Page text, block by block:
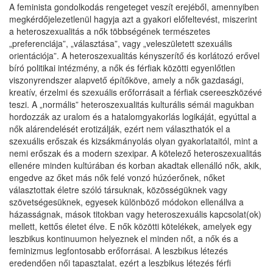
A feminista gondolkodás rengeteget veszít erejéből, amennyiben
megkérdőjelezetlenül hagyja azt a gyakori előfeltevést, miszerint
a heteroszexualitás a nők többségének természetes
„preferenciája”, „választása”, vagy „veleszületett szexuális
orientációja”. A heteroszexualitás kényszerítő és korlátozó erővel
bíró politikai intézmény, a nők és férfiak közötti egyenlőtlen
viszonyrendszer alapvető építőköve, amely a nők gazdasági,
kreatív, érzelmi és szexuális erőforrásait a férfiak csereeszközévé
teszi. A „normális” heteroszexualitás kulturális sémái magukban
hordozzák az uralom és a hatalomgyakorlás logikáját, egyúttal a
nők alárendelését erotizálják, ezért nem választhatók el a
szexuális erőszak és kizsákmányolás olyan gyakorlataitól, mint a
nemi erőszak és a modern szexipar. A kötelező heteroszexualitás
ellenére minden kultúrában és korban akadtak ellenálló nők, akik,
engedve az őket más nők felé vonzó húzóerőnek, nőket
választottak életre szóló társuknak, közösségüknek vagy
szövetségesüknek, egyesek különböző módokon ellenállva a
házasságnak, mások titokban vagy heteroszexuális kapcsolat(ok)
mellett, kettős életet élve. E nők közötti kötelékek, amelyek egy
leszbikus kontinuumon helyeznek el minden nőt, a nők és a
feminizmus legfontosabb erőforrásai. A leszbikus létezés
eredendően női tapasztalat, ezért a leszbikus létezés férfi